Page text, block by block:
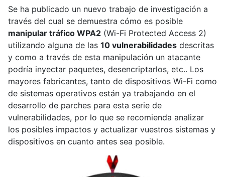
Se ha publicado un nuevo trabajo de investigación a
través del cual se demuestra cómo es posible
manipular tráfico WPA2 (Wi-Fi Protected Access 2)
utilizando alguna de las 10 vulnerabilidades descritas
y como a través de esta manipulación un atacante
podría inyectar paquetes, desencriptarlos, etc.. Los
mayores fabricantes, tanto de dispositivos Wi-Fi como
de sistemas operativos están ya trabajando en el
desarrollo de parches para esta serie de
vulnerabilidades, por lo que se recomienda analizar
los posibles impactos y actualizar vuestros sistemas y
dispositivos en cuanto antes sea posible.